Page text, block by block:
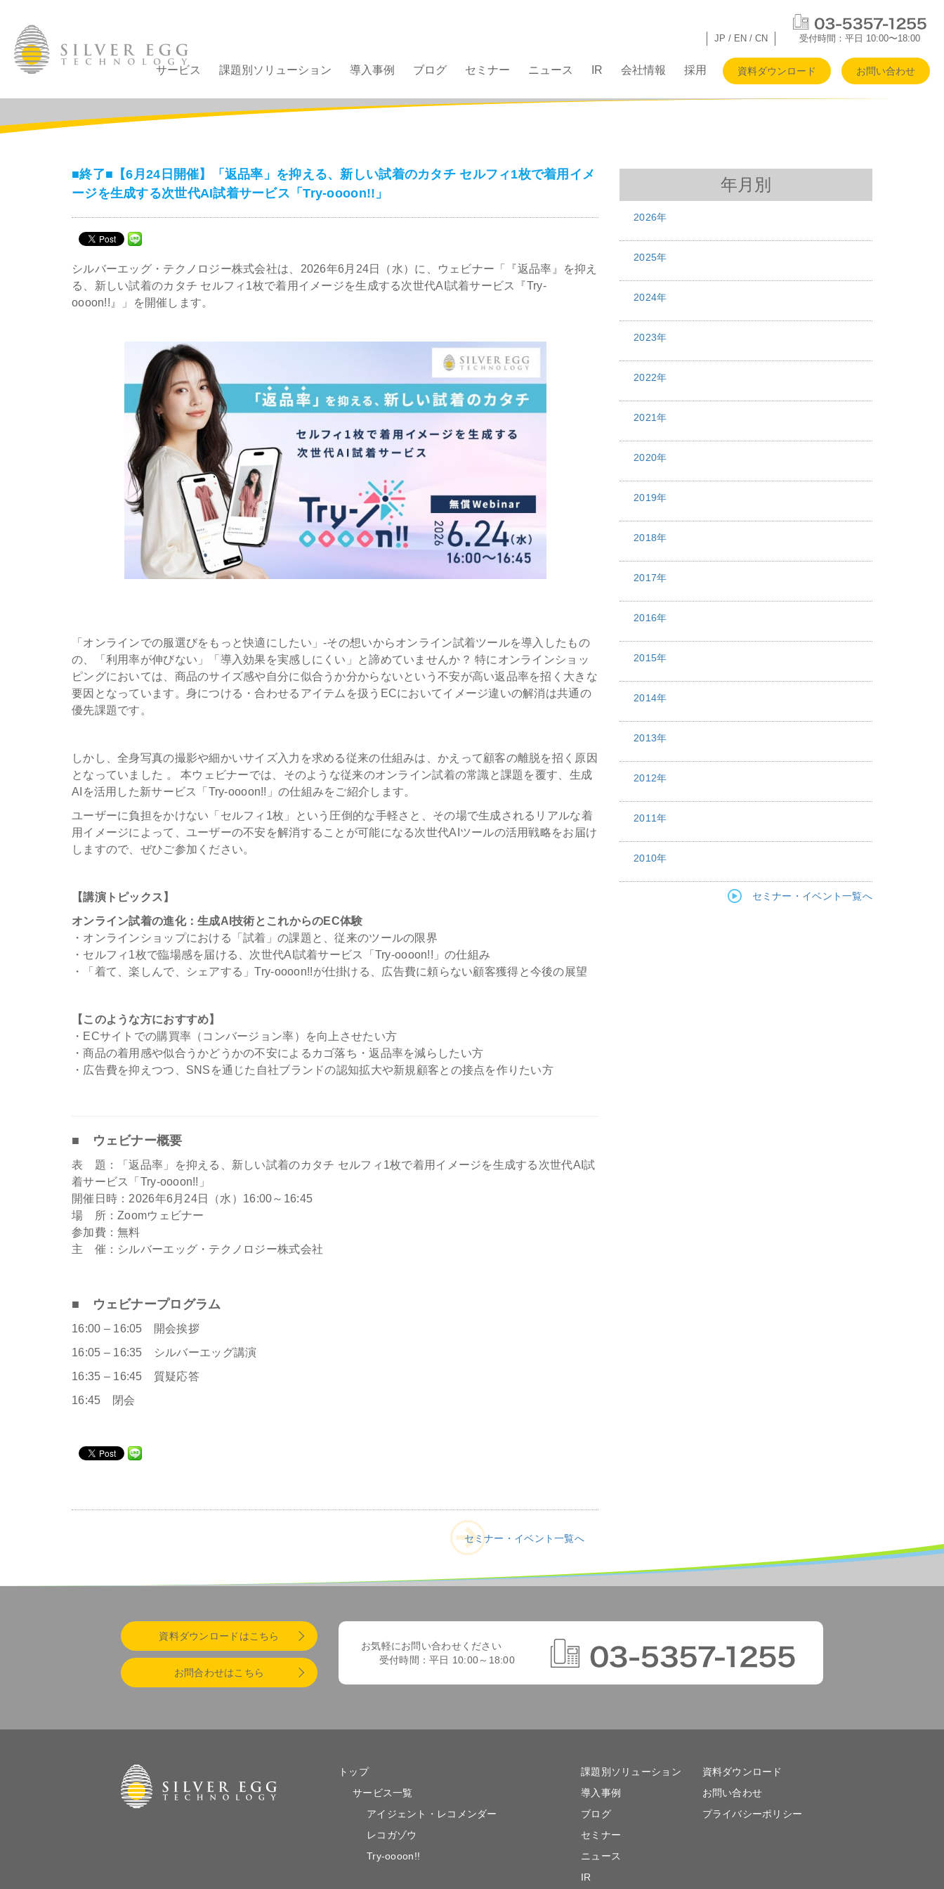
サービス 課題別ソリューション 導入事例 ブログ セミナー ニュース IR 会社情報 採用 資料ダウンロード お問い合わせ
受付時間：平日 10:00〜18:00
JP / EN / CN
■終了■【6月24日開催】「返品率」を抑える、新しい試着のカタチ セルフィ1枚で着用イメ
ージを生成する次世代AI試着サービス「Try-oooon!!」
シルバーエッグ・テクノロジー株式会社は、2026年6月24日（水）に、ウェビナー「『返品率』を抑え
る、新しい試着のカタチ セルフィ1枚で着用イメージを生成する次世代AI試着サービス『Try-
oooon!!』」を開催します。
「オンラインでの服選びをもっと快適にしたい」-その想いからオンライン試着ツールを導入したもの
の、「利用率が伸びない」「導入効果を実感しにくい」と諦めていませんか？ 特にオンラインショッ
ピングにおいては、商品のサイズ感や自分に似合うか分からないという不安が高い返品率を招く大きな
要因となっています。身につける・合わせるアイテムを扱うECにおいてイメージ違いの解消は共通の
優先課題です。
しかし、全身写真の撮影や細かいサイズ入力を求める従来の仕組みは、かえって顧客の離脱を招く原因
となっていました 。 本ウェビナーでは、そのような従来のオンライン試着の常識と課題を覆す、生成
AIを活用した新サービス「Try-oooon!!」の仕組みをご紹介します。
ユーザーに負担をかけない「セルフィ1枚」という圧倒的な手軽さと、その場で生成されるリアルな着
用イメージによって、ユーザーの不安を解消することが可能になる次世代AIツールの活用戦略をお届け
しますので、ぜひご参加ください。
【講演トピックス】
オンライン試着の進化：生成AI技術とこれからのEC体験
・オンラインショップにおける「試着」の課題と、従来のツールの限界
・セルフィ1枚で臨場感を届ける、次世代AI試着サービス「Try-oooon!!」の仕組み
・「着て、楽しんで、シェアする」Try-oooon!!が仕掛ける、広告費に頼らない顧客獲得と今後の展望
【このような方におすすめ】
・ECサイトでの購買率（コンバージョン率）を向上させたい方
・商品の着用感や似合うかどうかの不安によるカゴ落ち・返品率を減らしたい方
・広告費を抑えつつ、SNSを通じた自社ブランドの認知拡大や新規顧客との接点を作りたい方
■ ウェビナー概要
表 題：「返品率」を抑える、新しい試着のカタチ セルフィ1枚で着用イメージを生成する次世代AI試
着サービス「Try-oooon!!」
開催日時：2026年6月24日（水）16:00～16:45
場 所：Zoomウェビナー
参加費：無料
主 催：シルバーエッグ・テクノロジー株式会社
■ ウェビナープログラム
16:00 – 16:05 開会挨拶
16:05 – 16:35 シルバーエッグ講演
16:35 – 16:45 質疑応答
16:45 閉会
セミナー・イベント一覧へ
年月別
2026年
2025年
2024年
2023年
2022年
2021年
2020年
2019年
2018年
2017年
2016年
2015年
2014年
2013年
2012年
2011年
2010年
セミナー・イベント一覧へ
資料ダウンロードはこちら
お問合わせはこちら
お気軽にお問い合わせください
受付時間：平日 10:00～18:00
トップ
サービス一覧
アイジェント・レコメンダー
レコガゾウ
Try-oooon!!
課題別ソリューション
導入事例
ブログ
セミナー
ニュース
IR
資料ダウンロード
お問い合わせ
プライバシーポリシー